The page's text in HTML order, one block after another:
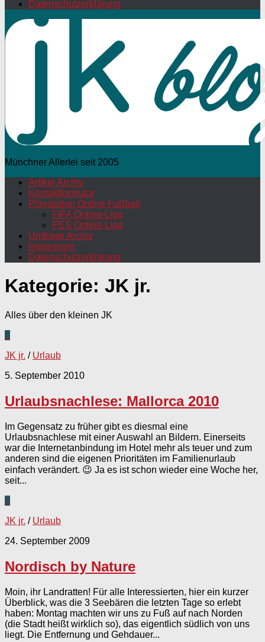
Datenschutzerklärung
Münchner Allerlei seit 2005
Artikel Archiv
Kontaktformular
Playstation Online Fußball
FIFA Online-Liga
PES Online-Liga
Umfrage Archiv
Impressum
Datenschutzerklärung
Kategorie: JK jr.
Alles über den kleinen JK
1
JK jr. / Urlaub
5. September 2010
Urlaubsnachlese: Mallorca 2010
Im Gegensatz zu früher gibt es diesmal eine
Urlaubsnachlese mit einer Auswahl an Bildern. Einerseits
war die Internetanbindung im Hotel mehr als teuer und zum
anderen sind die eigenen Prioritäten im Familienurlaub
einfach verändert. 😉 Ja es ist schon wieder eine Woche her,
seit...
2
JK jr. / Urlaub
24. September 2009
Nordisch by Nature
Moin, ihr Landratten! Für alle Interessierten, hier ein kurzer
Überblick, was die 3 Seebären die letzten Tage so erlebt
haben: Montag machten wir uns zu Fuß auf nach Norden
(die Stadt heißt wirklich so), das eigentlich südlich von uns
liegt. Die Entfernung und Gehdauer...